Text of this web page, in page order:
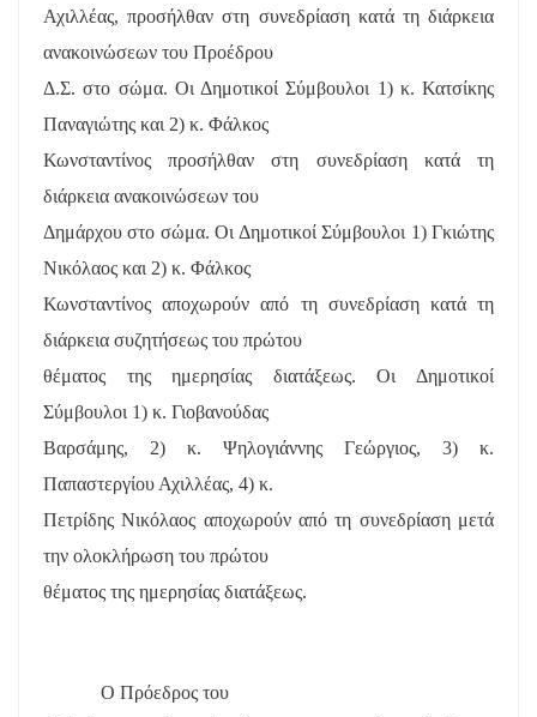
Αχιλλέας, προσήλθαν στη συνεδρίαση κατά τη διάρκεια
ανακοινώσεων του Προέδρου
Δ.Σ. στο σώμα. Οι Δημοτικοί Σύμβουλοι 1) κ. Κατσίκης
Παναγιώτης και 2) κ. Φάλκος
Κωνσταντίνος προσήλθαν στη συνεδρίαση κατά τη
διάρκεια ανακοινώσεων του
Δημάρχου στο σώμα. Οι Δημοτικοί Σύμβουλοι 1) Γκιώτης
Νικόλαος και 2) κ. Φάλκος
Κωνσταντίνος αποχωρούν από τη συνεδρίαση κατά τη
διάρκεια συζητήσεως του πρώτου
θέματος της ημερησίας διατάξεως. Οι Δημοτικοί
Σύμβουλοι 1) κ. Γιοβανούδας
Βαρσάμης, 2) κ. Ψηλογιάννης Γεώργιος, 3) κ.
Παπαστεργίου Αχιλλέας, 4) κ.
Πετρίδης Νικόλαος αποχωρούν από τη συνεδρίαση μετά
την ολοκλήρωση του πρώτου
θέματος της ημερησίας διατάξεως.
Ο Πρόεδρος του